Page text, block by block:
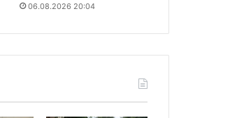
06.08.2026 20:04